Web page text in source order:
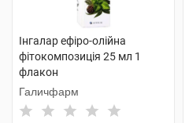
Інгалар ефіро-олійна
фітокомпозиція 25 мл 1
флакон
Галичфарм